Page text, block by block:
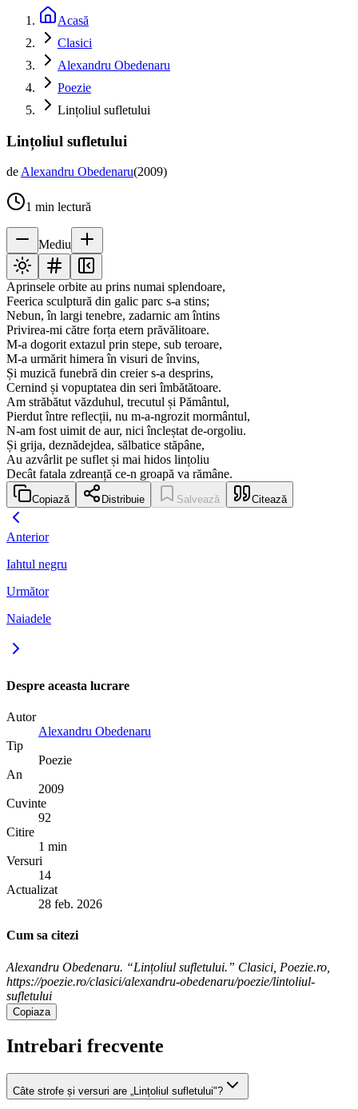
Acasă
Clasici
Alexandru Obedenaru
Poezie
Lințoliul sufletului
Lințoliul sufletului
deAlexandru Obedenaru(2009)
1 min lectură
Mediu
Aprinsele orbite au prins numai splendoare,
Feerica sculptură din galic parc s-a stins;
Nebun, în largi tenebre, zadarnic am întins
Privirea-mi către forța etern prăvălitoare.
M-a dogorit extazul prin stepe, sub teroare,
M-a urmărit himera în visuri de învins,
Și muzică funebră din creier s-a desprins,
Cernind și vopuptatea din seri îmbătătoare.
Am străbătut văzduhul, trecutul și Pământul,
Pierdut între reflecții, nu m-a-ngrozit mormântul,
N-am fost uimit de aur, nici încleștat de-orgoliu.
Și grija, deznădejdea, sălbatice stăpâne,
Au azvârlit pe suflet și mai hidos lințoliu
Decât fatala zdreanță ce-n groapă va rămâne.
Copiază Distribuie Salvează Citează
Anterior
Iahtul negru
Următor
Naiadele
Despre aceasta lucrare
Autor
Alexandru Obedenaru
Tip
Poezie
An
2009
Cuvinte
92
Citire
1 min
Versuri
14
Actualizat
28 feb. 2026
Cum sa citezi
Alexandru Obedenaru. “Lințoliul sufletului.” Clasici, Poezie.ro,
https://poezie.ro/clasici/alexandru-obedenaru/poezie/lintoliul-
sufletului
Copiaza
Intrebari frecvente
Câte strofe și versuri are „Lințoliul sufletului"?